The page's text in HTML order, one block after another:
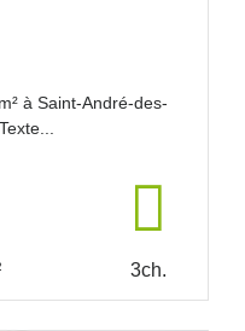
à Saint-André-des-
3ch.